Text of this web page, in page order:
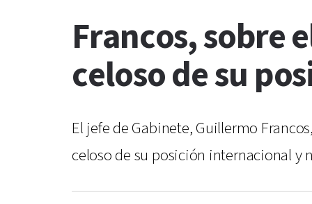
Francos, sobre
celoso de su
El jefe de Gabinete, Guillermo
celoso de su posición internacional